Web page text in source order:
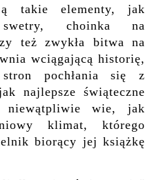
takie elementy, jak
choinka na
też zwykła bitwa na
wciągającą historię,
pochłania się z
najlepsze świąteczne
niewątpliwie wie, jak
klimat, którego
biorący jej książkę